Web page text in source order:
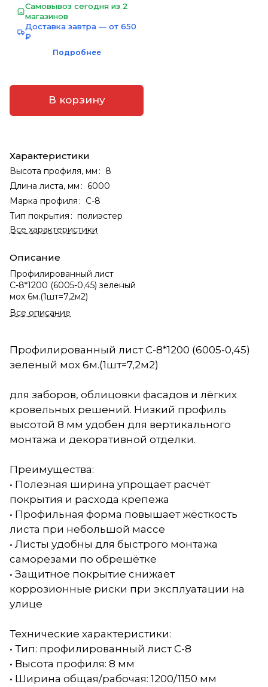
Самовывоз сегодня из 2
магазинов
Доставка завтра — от 650
₽
Подробнее
В корзину
Характеристики
Высота профиля, мм : 8
Длина листа, мм : 6000
Марка профиля : С-8
Тип покрытия : полиэстер
Все характеристики
Описание
Профилированный лист
С-8*1200 (6005-0,45) зеленый
мох 6м.(1шт=7,2м2)
Все описание
Профилированный лист С-8*1200 (6005-0,45)
зеленый мох 6м.(1шт=7,2м2)
для заборов, облицовки фасадов и лёгких
кровельных решений. Низкий профиль
высотой 8 мм удобен для вертикального
монтажа и декоративной отделки.
Преимущества:
• Полезная ширина упрощает расчёт
покрытия и расхода крепежа
• Профильная форма повышает жёсткость
листа при небольшой массе
• Листы удобны для быстрого монтажа
саморезами по обрешётке
• Защитное покрытие снижает
коррозионные риски при эксплуатации на
улице
Технические характеристики:
• Тип: профилированный лист С-8
• Высота профиля: 8 мм
• Ширина общая/рабочая: 1200/1150 мм